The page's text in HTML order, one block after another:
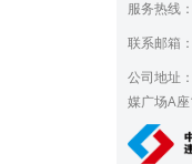
服务热线
联系邮箱：
公司地址
媒广场A